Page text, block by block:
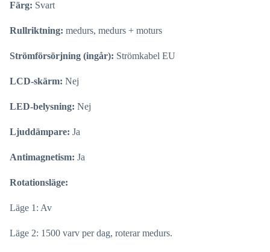
Färg: Svart
Rullriktning: medurs, medurs + moturs
Strömförsörjning (ingår): Strömkabel EU
LCD-skärm: Nej
LED-belysning: Nej
Ljuddämpare: Ja
Antimagnetism: Ja
Rotationsläge:
Läge 1: Av
Läge 2: 1500 varv per dag, roterar medurs.